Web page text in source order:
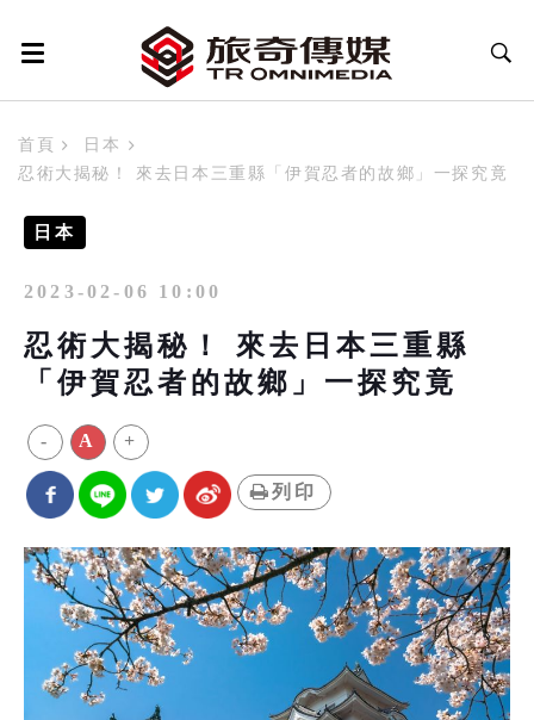
首頁
日本
忍術大揭秘！ 來去日本三重縣「伊賀忍者的故鄉」一探究竟
日本
2023-02-06 10:00
忍術大揭秘！ 來去日本三重縣
「伊賀忍者的故鄉」一探究竟
- A +
列印